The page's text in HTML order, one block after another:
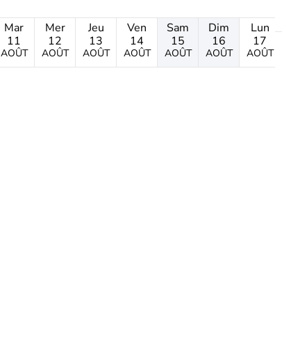
Mar
11
AOÛT
Mer
12
AOÛT
Jeu
13
AOÛT
Ven
14
AOÛT
Sam
15
AOÛT
Dim
16
AOÛT
Lun
17
AOÛT